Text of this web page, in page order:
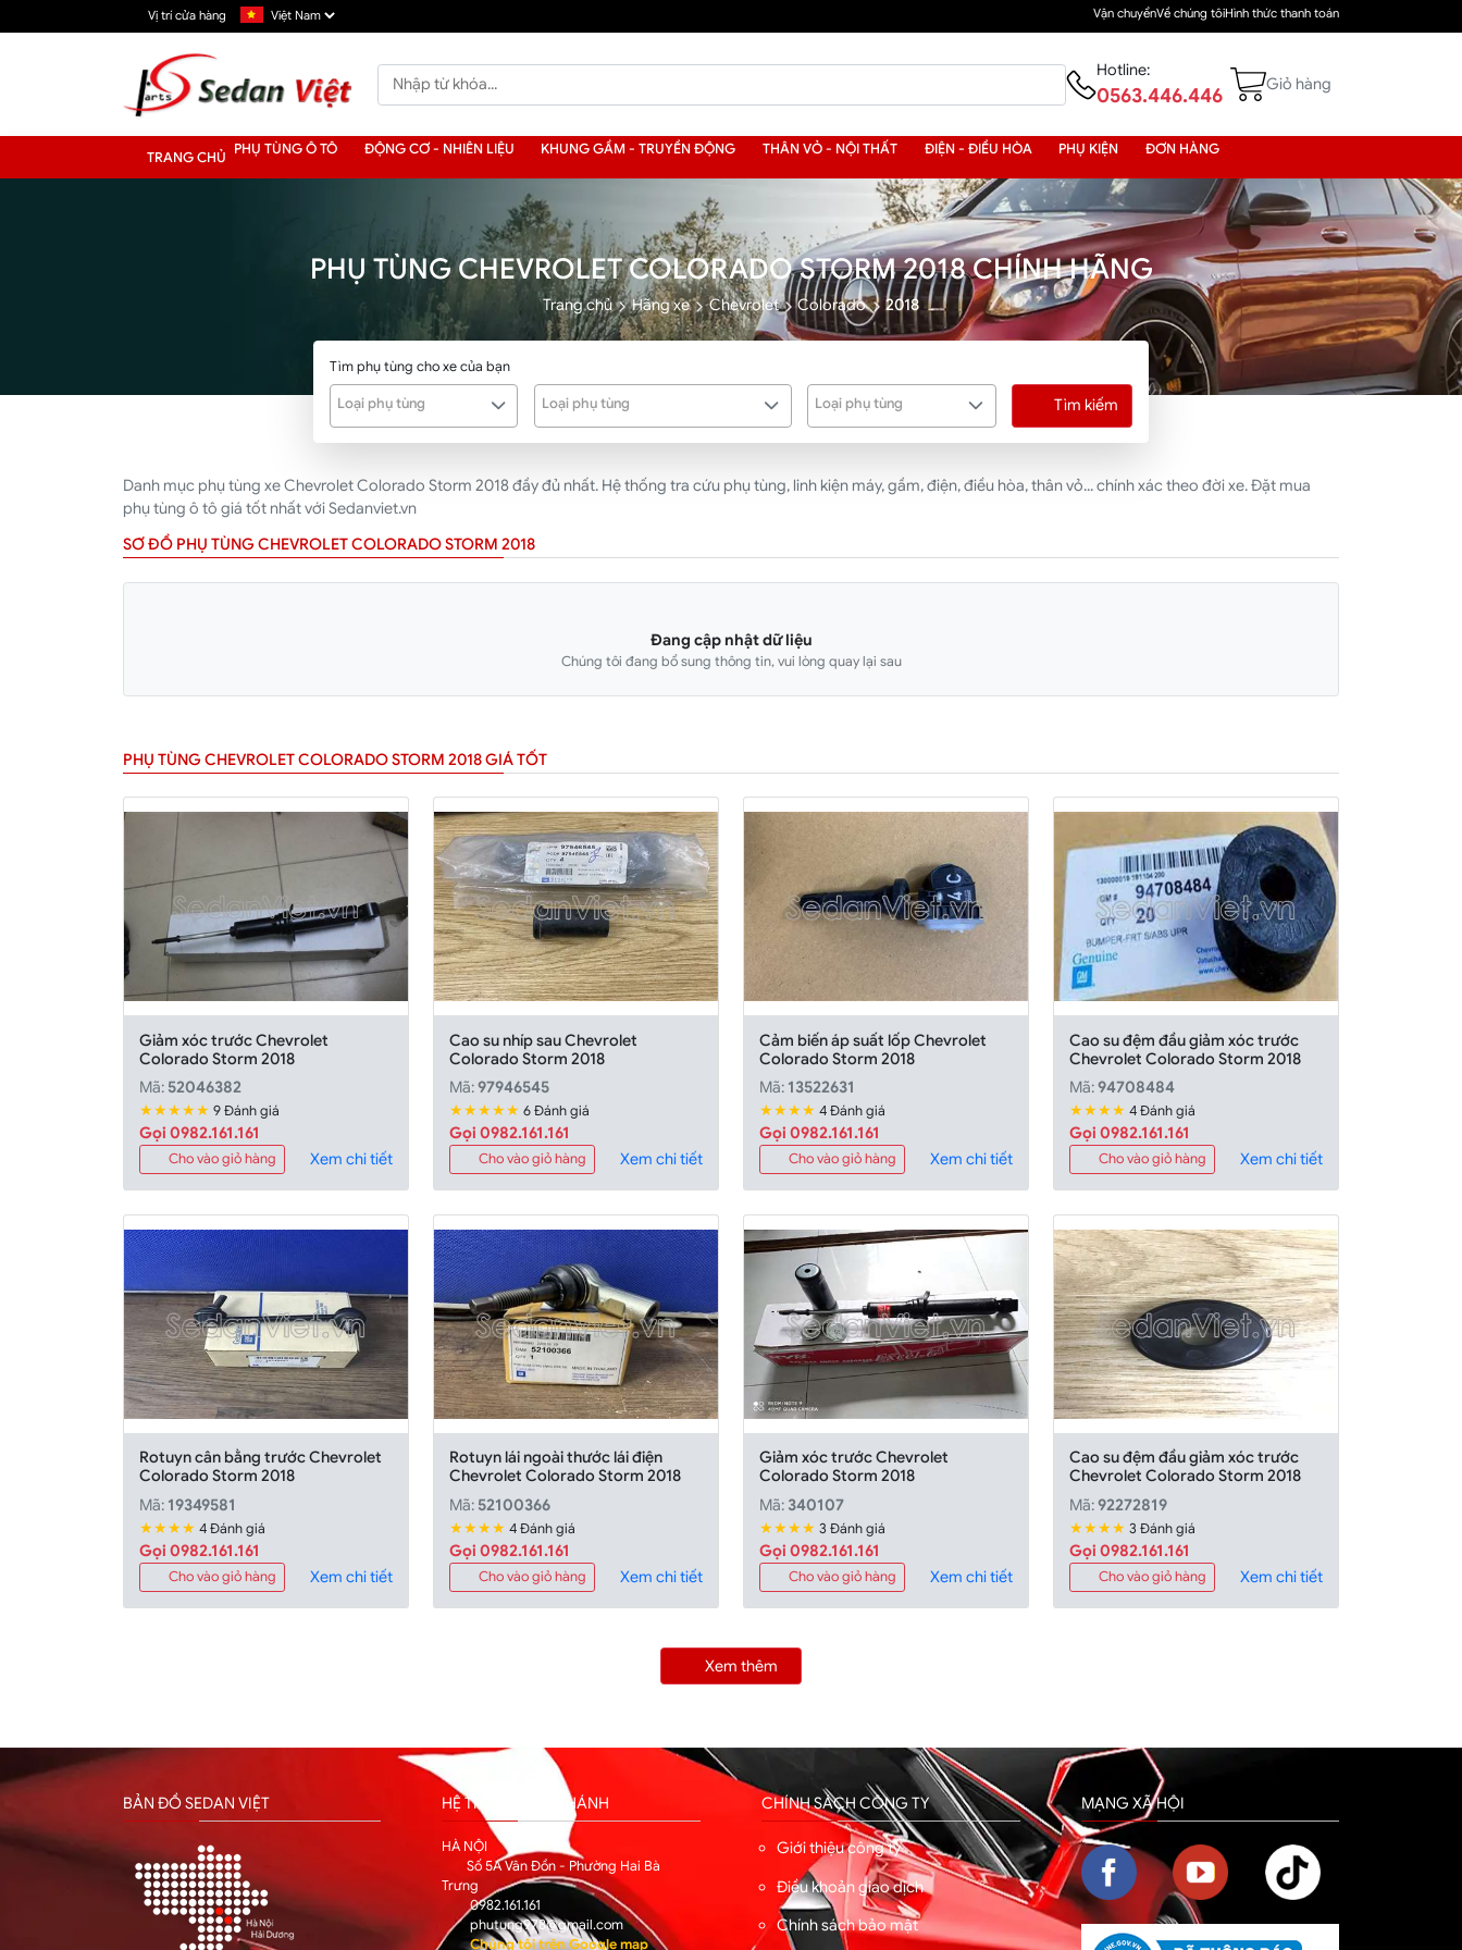
Vị trí cửa hàng Vận chuyểnVề chúng tôiHình thức thanh toán
Hotline:
0563.446.446 Giỏ hàng
TRANG CHỦ PHỤ TÙNG Ô TÔ ĐỘNG CƠ - NHIÊN LIỆU KHUNG GẦM - TRUYỀN ĐỘNG THÂN VỎ - NỘI THẤT ĐIỆN - ĐIỀU HÒA PHỤ KIỆN ĐƠN HÀNG
PHỤ TÙNG CHEVROLET COLORADO STORM 2018 CHÍNH HÃNG
Trang chủ Hãng xe Chevrolet Colorado 2018
Tìm phụ tùng cho xe của bạn
Loại phụ tùng Loại phụ tùng Loại phụ tùng Tìm kiếm
Danh mục phụ tùng xe Chevrolet Colorado Storm 2018 đầy đủ nhất. Hệ thống tra cứu phụ tùng, linh kiện máy, gầm, điện, điều hòa, thân vỏ... chính xác theo đời xe. Đặt mua
phụ tùng ô tô giá tốt nhất với Sedanviet.vn
SƠ ĐỒ PHỤ TÙNG CHEVROLET COLORADO STORM 2018
Đang cập nhật dữ liệu
Chúng tôi đang bổ sung thông tin, vui lòng quay lại sau
PHỤ TÙNG CHEVROLET COLORADO STORM 2018 GIÁ TỐT
Giảm xóc trước Chevrolet
Colorado Storm 2018
Mã: 52046382
★★★★★ 9 Đánh giá
Gọi 0982.161.161
Cho vào giỏ hàng Xem chi tiết
Cao su nhíp sau Chevrolet
Colorado Storm 2018
Mã:97946545
★★★★★ 6 Đánh giá
Gọi 0982.161.161
Cho vào giỏ hàng Xem chi tiết
Cảm biến áp suất lốp Chevrolet
Colorado Storm 2018
Mã: 13522631
★★★★ 4 Đánh giá
Gọi 0982.161.161
Cho vào giỏ hàng Xem chi tiết
Cao su đệm đầu giảm xóc trước
Chevrolet Colorado Storm 2018
Mã:94708484
★★★★ 4 Đánh giá
Gọi 0982.161.161
Cho vào giỏ hàng Xem chi tiết
Rotuyn cân bằng trước Chevrolet
Colorado Storm 2018
Mã: 19349581
★★★★ 4 Đánh giá
Gọi 0982.161.161
Cho vào giỏ hàng Xem chi tiết
Rotuyn lái ngoài thước lái điện
Chevrolet Colorado Storm 2018
Mã: 52100366
★★★★ 4 Đánh giá
Gọi 0982.161.161
Cho vào giỏ hàng Xem chi tiết
Giảm xóc trước Chevrolet
Colorado Storm 2018
Mã: 340107
★★★★ 3 Đánh giá
Gọi 0982.161.161
Cho vào giỏ hàng Xem chi tiết
Cao su đệm đầu giảm xóc trước
Chevrolet Colorado Storm 2018
Mã:92272819
★★★★ 3 Đánh giá
Gọi 0982.161.161
Cho vào giỏ hàng Xem chi tiết
Xem thêm
BẢN ĐỒ SEDAN VIỆT HỆ THỐNG CHI NHÁNH
HÀ NỘI
Số 5A Vân Đồn - Phường Hai Bà
Trưng
0982.161.161
phutung978@gmail.com
Chúng tôi trên Google map
CHÍNH SÁCH CÔNG TY
Giới thiệu công ty
Điều khoản giao dịch
Chính sách bảo mật
MẠNG XÃ HỘI